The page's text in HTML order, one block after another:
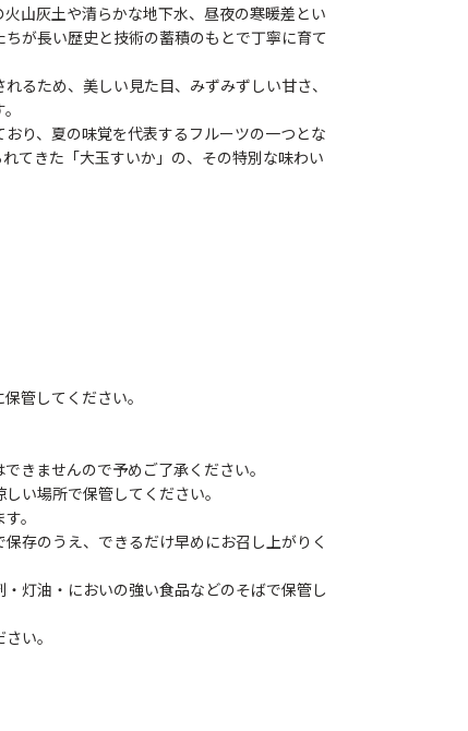
山灰土や清らかな地下水、昼夜の寒暖差とい
が長い歴史と技術の蓄積のもとで丁寧に育て
るため、美しい見た目、みずみずしい甘さ、
おり、夏の味覚を代表するフルーツの一つとな
てきた「大玉すいか」の、その特別な味わい
管してください。
きませんので予めご了承ください。
い場所で保管してください。
。
存のうえ、できるだけ早めにお召し上がりく
灯油・においの強い食品などのそばで保管し
い。